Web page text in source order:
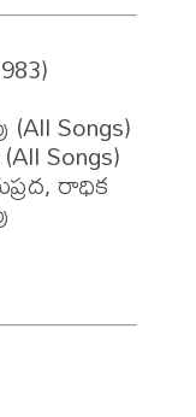
Songs)
Songs)
రాధిక